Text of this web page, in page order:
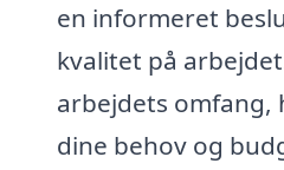
en informeret
kvalitet på
arbejdets omfang,
dine behov og